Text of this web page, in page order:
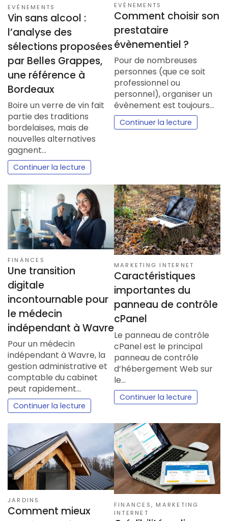
EVÈNEMENTS
Vin sans alcool :
l’analyse des
sélections proposées
par Belles Grappes,
une référence à
Bordeaux
Boire un verre de vin fait
partie des traditions
bordelaises, mais de
nouvelles alternatives
gagnent…
Continuer la lecture
EVÈNEMENTS
Comment choisir son
prestataire
évènementiel ?
Pour de nombreuses
personnes (que ce soit
professionnel ou
personnel), organiser un
évènement est toujours…
Continuer la lecture
FINANCES
Une transition
digitale
incontournable pour
le médecin
indépendant à Wavre
Pour un médecin
indépendant à Wavre, la
gestion administrative et
comptable du cabinet
peut rapidement…
Continuer la lecture
MARKETING INTERNET
Caractéristiques
importantes du
panneau de contrôle
cPanel
Le panneau de contrôle
cPanel est le principal
panneau de contrôle
d’hébergement Web sur
le…
Continuer la lecture
JARDINS
Comment mieux
FINANCES, MARKETING
INTERNET